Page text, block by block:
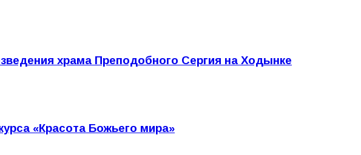
храма Преподобного Сергия на Ходынке
«Красота Божьего мира»